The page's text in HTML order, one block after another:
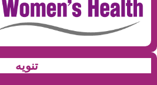
تنويه